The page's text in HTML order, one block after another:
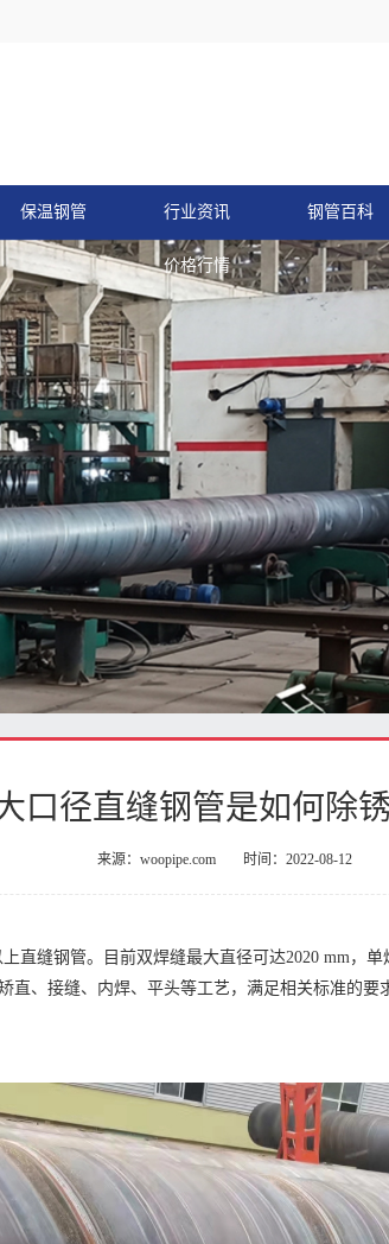
保温钢管 行业资讯
价格行情
钢管百科
口径直缝钢管是如何除锈
来源：woopipe.com 时间：2022-08-12
直缝钢管。目前双焊缝最大直径可达2020 mm，
直、接缝、内焊、平头等工艺，满足相关标准的要